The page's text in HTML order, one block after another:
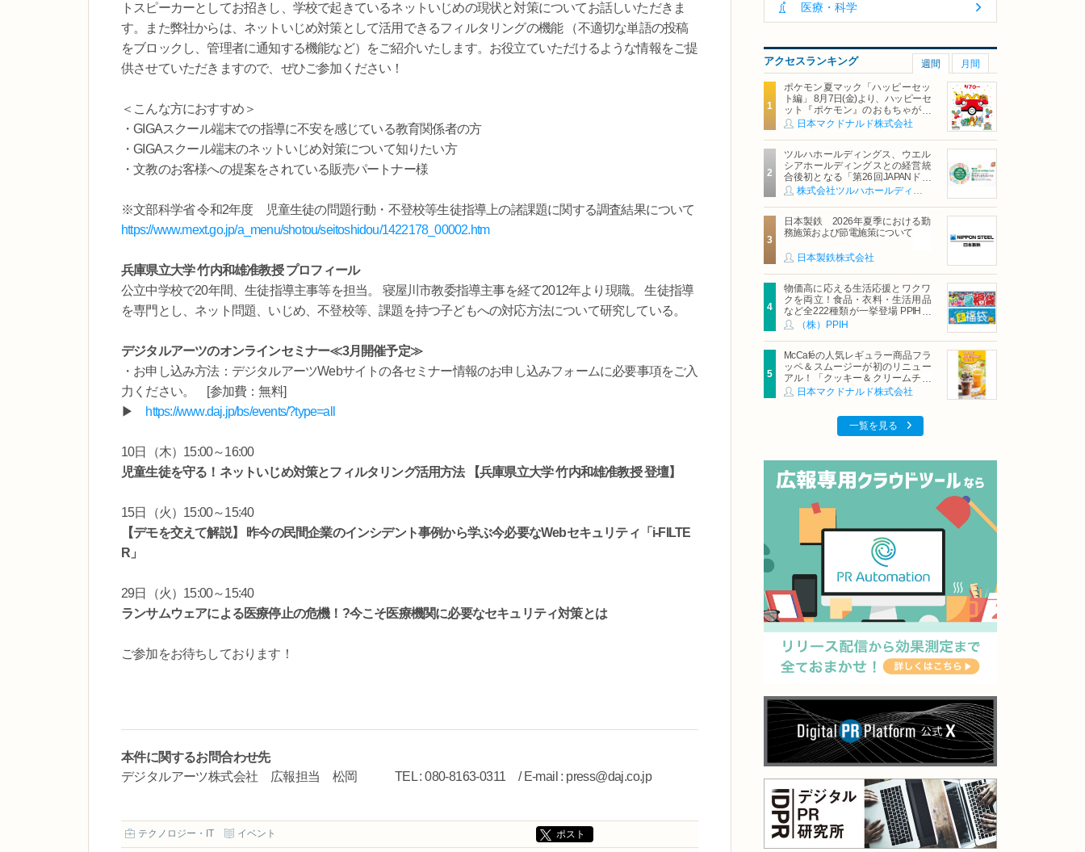
トスピーカーとしてお招きし、学校で起きているネットいじめの現状と対策についてお話しいただきま
す。また弊社からは、ネットいじめ対策として活用できるフィルタリングの機能 （不適切な単語の投稿
をブロックし、管理者に通知する機能など）をご紹介いたします。お役立ていただけるような情報をご提
供させていただきますので、ぜひご参加ください！
＜こんな方におすすめ＞
・GIGAスクール端末での指導に不安を感じている教育関係者の方
・GIGAスクール端末のネットいじめ対策について知りたい方
・文教のお客様への提案をされている販売パートナー様
※文部科学省 令和2年度 児童生徒の問題行動・不登校等生徒指導上の諸課題に関する調査結果について
https://www.mext.go.jp/a_menu/shotou/seitoshidou/1422178_00002.htm
兵庫県立大学 竹内和雄准教授 プロフィール
公立中学校で20年間、生徒指導主事等を担当。 寝屋川市教委指導主事を経て2012年より現職。 生徒指導
を専門とし、ネット問題、いじめ、不登校等、課題を持つ子どもへの対応方法について研究している。
デジタルアーツのオンラインセミナー≪3月開催予定≫
・お申し込み方法：デジタルアーツWebサイトの各セミナー情報のお申し込みフォームに必要事項をご入
力ください。 [参加費：無料]
▶ https://www.daj.jp/bs/events/?type=all
10日（木）15:00～16:00
児童生徒を守る！ネットいじめ対策とフィルタリング活用方法 【兵庫県立大学 竹内和雄准教授 登壇】
15日（火）15:00～15:40
【デモを交えて解説】 昨今の民間企業のインシデント事例から学ぶ今必要なWebセキュリティ「i-FILTE
R」
29日（火）15:00～15:40
ランサムウェアによる医療停止の危機！?今こそ医療機関に必要なセキュリティ対策とは
ご参加をお待ちしております！
本件に関するお問合わせ先
デジタルアーツ株式会社 広報担当 松岡 TEL : 080-8163-0311 / E-mail : press@daj.co.jp
テクノロジー・IT イベント ポスト
医療・科学
アクセスランキング 週間 月間
ポケモン夏マック「ハッピーセッ
ト編」 8月7日(金)より、ハッピーセ
ット『ポケモン』のおもちゃが期
間限定登場
日本マクドナルド株式会社
ツルハホールディングス、ウエル
シアホールディングスとの経営統
合後初となる「第26回JAPANドラ
ッグストアショー」に出展
株式会社ツルハホールディングス
日本製鉄 2026年夏季における勤
務施策および節電施策について
日本製鉄株式会社
物価高に応える生活応援とワクワ
クを両立！食品・衣料・生活用品
など全222種類が一挙登場 PPIHグ
ループ「夏福袋」＆セール 8月6日
（株）PPIH
McCaféの人気レギュラー商品フラ
ッペ＆スムージーが初のリニュー
アル！「クッキー＆クリームチョ
コフラッペ」「マンゴースムージ
日本マクドナルド株式会社
一覧を見る